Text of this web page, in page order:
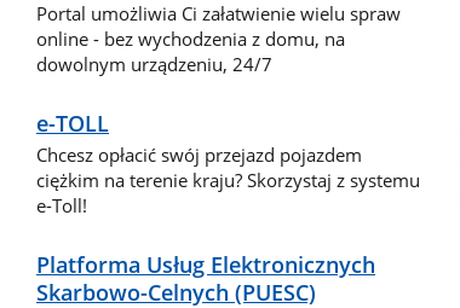
Portal umożliwia Ci załatwienie wielu spraw
online - bez wychodzenia z domu, na
dowolnym urządzeniu, 24/7
e-TOLL
Chcesz opłacić swój przejazd pojazdem
ciężkim na terenie kraju? Skorzystaj z systemu
e-Toll!
Platforma Usług Elektronicznych
Skarbowo-Celnych (PUESC)